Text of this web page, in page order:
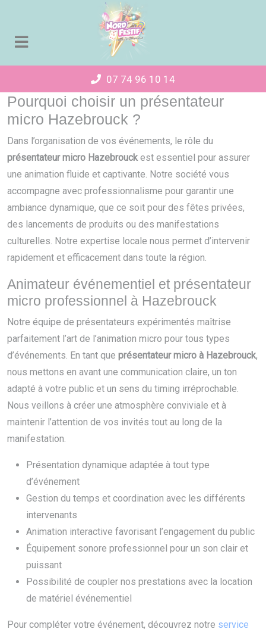
07 74 96 10 14
Pourquoi choisir un présentateur
micro Hazebrouck ?
Dans l’organisation de vos événements, le rôle du
présentateur micro Hazebrouckest essentiel pour assurer
une animation fluide et captivante. Notre société vous
accompagne avec professionnalisme pour garantir une
ambiance dynamique, que ce soit pour des fêtes privées,
des lancements de produits ou des manifestations
culturelles. Notre expertise locale nous permet d’intervenir
rapidement et efficacement dans toute la région.
Animateur événementiel et présentateur
micro professionnel à Hazebrouck
Notre équipe de présentateurs expérimentés maîtrise
parfaitement l’art de l’animation micro pour tous types
d’événements. En tant que présentateur micro à Hazebrouck,
nous mettons en avant une communication claire, un ton
adapté à votre public et un sens du timing irréprochable.
Nous veillons à créer une atmosphère conviviale et à
maintenir l’attention de vos invités tout au long de la
manifestation.
Présentation dynamique adaptée à tout type
d’événement
Gestion du temps et coordination avec les différents
intervenants
Animation interactive favorisant l’engagement du public
Équipement sonore professionnel pour un son clair et
puissant
Possibilité de coupler nos prestations avec la location
de matériel événementiel
Pour compléter votre événement, découvrez notre service
Panneau de gestion des cookies